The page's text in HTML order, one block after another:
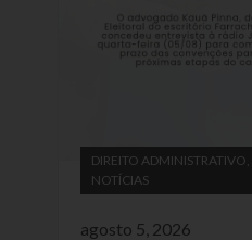
DIREITO ADMINISTRATIVO
NOTÍCIAS
agosto 5, 2026